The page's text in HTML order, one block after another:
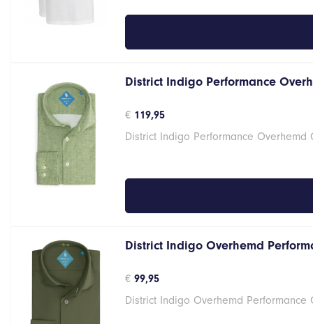
District Indigo Performance
€ 119,95
District Indigo Performance Overhemd
District Indigo Overhemd
€ 99,95
District Indigo Overhemd Performance